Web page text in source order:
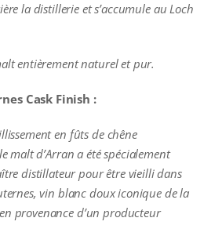
la distillerie et s’accumule au Loch
entièrement naturel et pur.
Cask Finish :
en fûts de chêne
malt d’Arran a été spécialement
distillateur pour être vieilli dans
vin blanc doux iconique de la
provenance d’un producteur